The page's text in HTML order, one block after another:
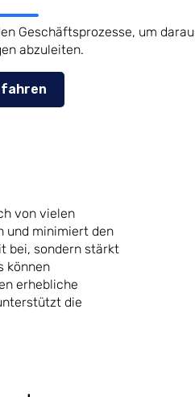
Geschäftsprozesse, um
abzuleiten.
von vielen
und minimiert den
bei, sondern stärkt
können
erhebliche
die